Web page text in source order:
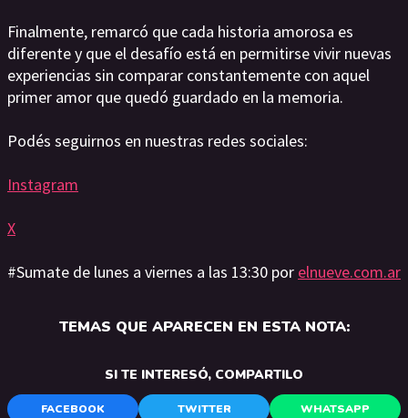
Finalmente, remarcó que cada historia amorosa es
diferente y que el desafío está en permitirse vivir nuevas
experiencias sin comparar constantemente con aquel
primer amor que quedó guardado en la memoria.
Podés seguirnos en nuestras redes sociales:
Instagram
X
#Sumate de lunes a viernes a las 13:30 por elnueve.com.ar
TEMAS QUE APARECEN EN ESTA NOTA:
SI TE INTERESÓ, COMPARTILO
FACEBOOK TWITTER WHATSAPP